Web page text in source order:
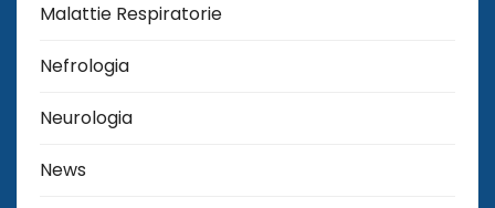
Malattie Respiratorie
Nefrologia
Neurologia
News